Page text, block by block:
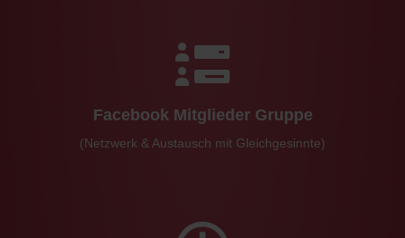
Facebook Mitglieder Gruppe
(Netzwerk & Austausch mit Gleichgesinnte)